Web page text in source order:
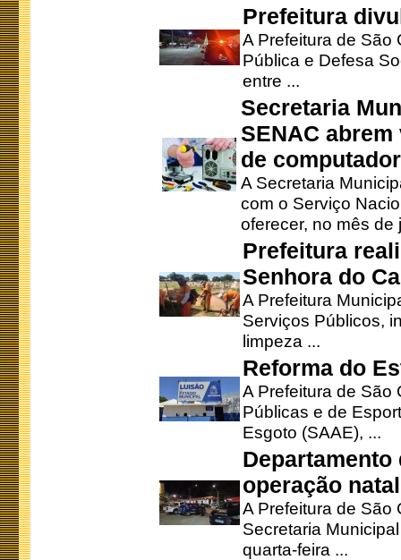
Prefeitura
A Prefeitura de São
Pública e Defesa
entre ...
Secretaria
SENAC
de
A Secretaria
com o Serviço
oferecer, no mês de
Prefeitura
Senhora do
A Prefeitura
Serviços Públicos,
limpeza ...
Reforma do
A Prefeitura de São
Públicas e de
Esgoto (SAAE), ...
operação
A Prefeitura de São
Secretaria
quarta-feira ...